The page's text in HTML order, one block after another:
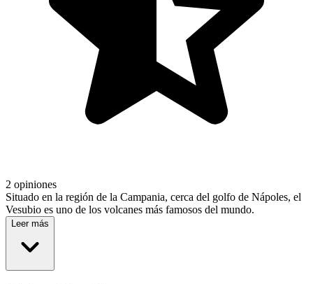
2 opiniones
Situado en la región de la Campania, cerca del golfo de Nápoles, el
Vesubio es uno de los volcanes más famosos del mundo.
Leer más